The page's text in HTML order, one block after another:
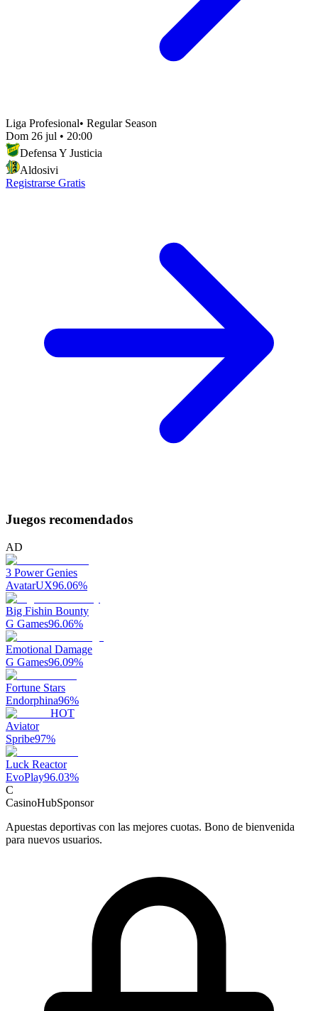
Liga Profesional• Regular Season
Dom 26 jul • 20:00
Defensa Y Justicia
Aldosivi
Registrarse Gratis
Juegos recomendados
AD
3 Power Genies
AvatarUX96.06%
Big Fishin Bounty
G Games96.06%
Emotional Damage
G Games96.09%
Fortune Stars
Endorphina96%
HOT
Aviator
Spribe97%
Luck Reactor
EvoPlay96.03%
C
CasinoHubSponsor
Apuestas deportivas con las mejores cuotas. Bono de bienvenida
para nuevos usuarios.